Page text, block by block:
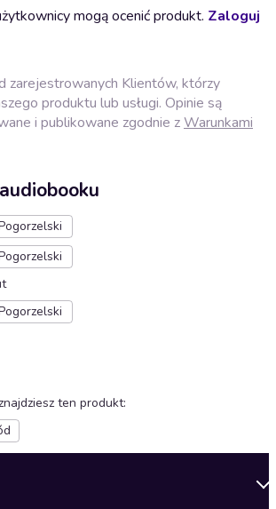
mogą ocenić produkt. Zaloguj
zarejestrowanych Klientów, którzy
produktu lub usługi. Opinie są
i publikowane zgodnie zWarunkami
ten produkt: